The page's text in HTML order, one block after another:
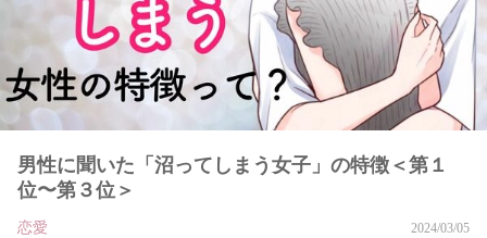
男性に聞いた「沼ってしまう女子」の特徴＜第１
位〜第３位＞
恋愛 2024/03/05